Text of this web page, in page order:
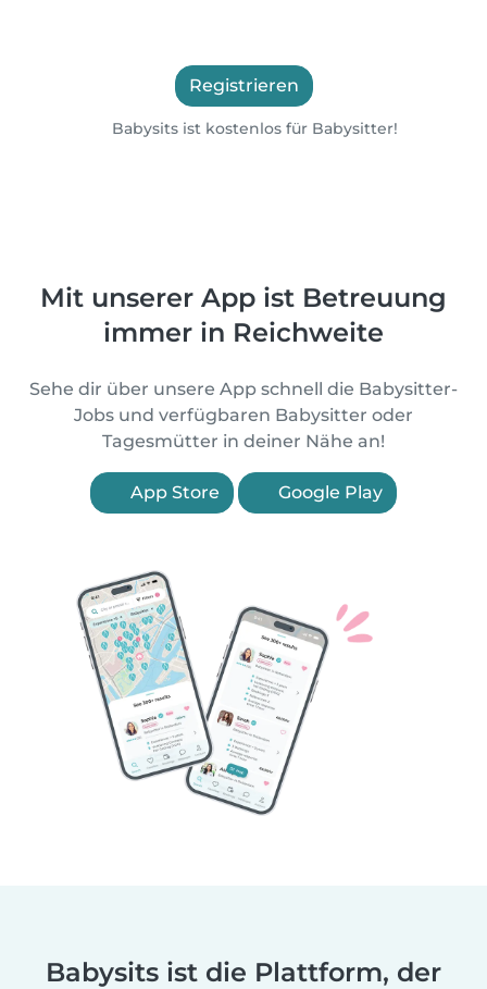
Registrieren
Babysits ist kostenlos für Babysitter!
Mit unserer App ist Betreuung
immer in Reichweite
Sehe dir über unsere App schnell die Babysitter-
Jobs und verfügbaren Babysitter oder
Tagesmütter in deiner Nähe an!
App Store Google Play
Babysits ist die Plattform, der